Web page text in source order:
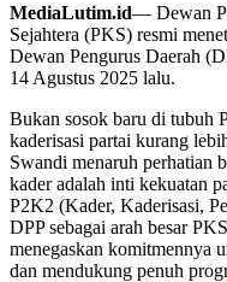
MediaLutim.id— Dewan
Sejahtera (PKS) resmi
Dewan Pengurus Daerah
14 Agustus 2025 lalu.
Bukan sosok baru di tubuh
kaderisasi partai kurang
Swandi menaruh perhatian
kader adalah inti kekuatan
P2K2 (Kader, Kaderisasi,
DPP sebagai arah besar
menegaskan komitmennya
dan mendukung penuh